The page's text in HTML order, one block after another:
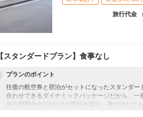
旅行代金
【スタンダードプラン】食事なし
プランのポイント
往復の航空券と宿泊がセットになったスタンダ
合わせできるダイナミックパッケージだから、一
旅行期間中の1泊だけの宿泊や延泊・飛び泊なども